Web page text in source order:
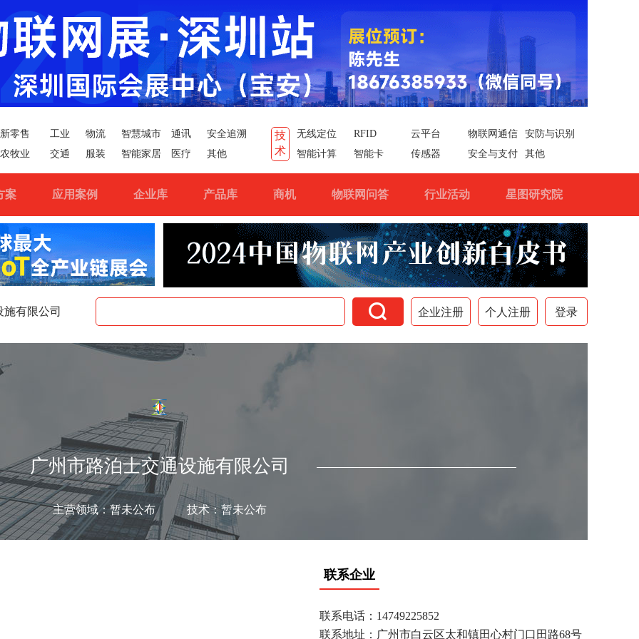
新零售 工业 物流 智慧城市 通讯
安全追溯
农牧业
交通 服装 智能家居 医疗 其他
技
术
无线定位 RFID 云平台 物联网通信
安防与识别
智能计算
智能卡 传感器 安全与支付 其他
案 应用案例 企业库 产品库 商机 物联网问答 行业活动 星图研究院
有限公司  企业注册 个人注册 登录
广州市路泊士交通设施有限公司
主营领域：暂未公布 技术：暂未公布
联系企业
联系电话：14749225852
联系地址：广州市白云区太和镇田心村门口田路68号